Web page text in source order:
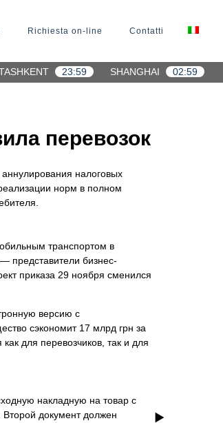
Richiesta on-line Contatti
23:59 SHANGHAI 02:59
перевозок
налоговых
норм в полном
транспортом в
представители бизнес-
приказа 29 ноября сменился
версию с
сэкономит 17 млрд грн за
для перевозчиков, так и для
накладную на товар с
Второй документ должен